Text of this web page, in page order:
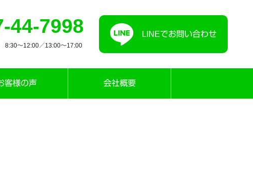
44-7998
8:30〜12:00／13:00〜17:00
LINEでお問い合わせ
客様の声 会社概要